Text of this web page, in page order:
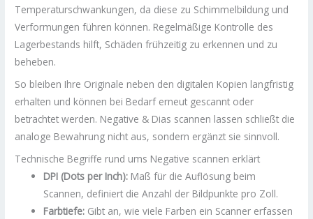
Temperaturschwankungen, da diese zu Schimmelbildung und
Verformungen führen können. Regelmäßige Kontrolle des
Lagerbestands hilft, Schäden frühzeitig zu erkennen und zu
beheben.
So bleiben Ihre Originale neben den digitalen Kopien langfristig
erhalten und können bei Bedarf erneut gescannt oder
betrachtet werden. Negative & Dias scannen lassen schließt die
analoge Bewahrung nicht aus, sondern ergänzt sie sinnvoll.
Technische Begriffe rund ums Negative scannen erklärt
DPI (Dots per Inch): Maß für die Auflösung beim
Scannen, definiert die Anzahl der Bildpunkte pro Zoll.
Farbtiefe: Gibt an, wie viele Farben ein Scanner erfassen